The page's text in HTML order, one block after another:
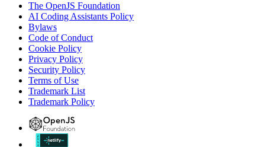
The OpenJS Foundation
AI Coding Assistants Policy
Bylaws
Code of Conduct
Cookie Policy
Privacy Policy
Security Policy
Terms of Use
Trademark List
Trademark Policy